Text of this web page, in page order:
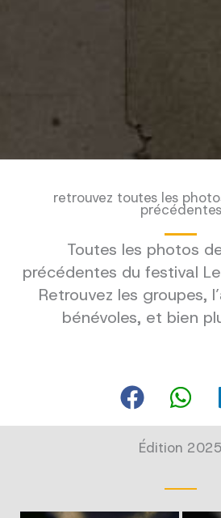
retrouvez toutes les
précédentes
Toutes les photos
précédentes du festival
Retrouvez les groupes,
bénévoles, et bien
Édition 2025